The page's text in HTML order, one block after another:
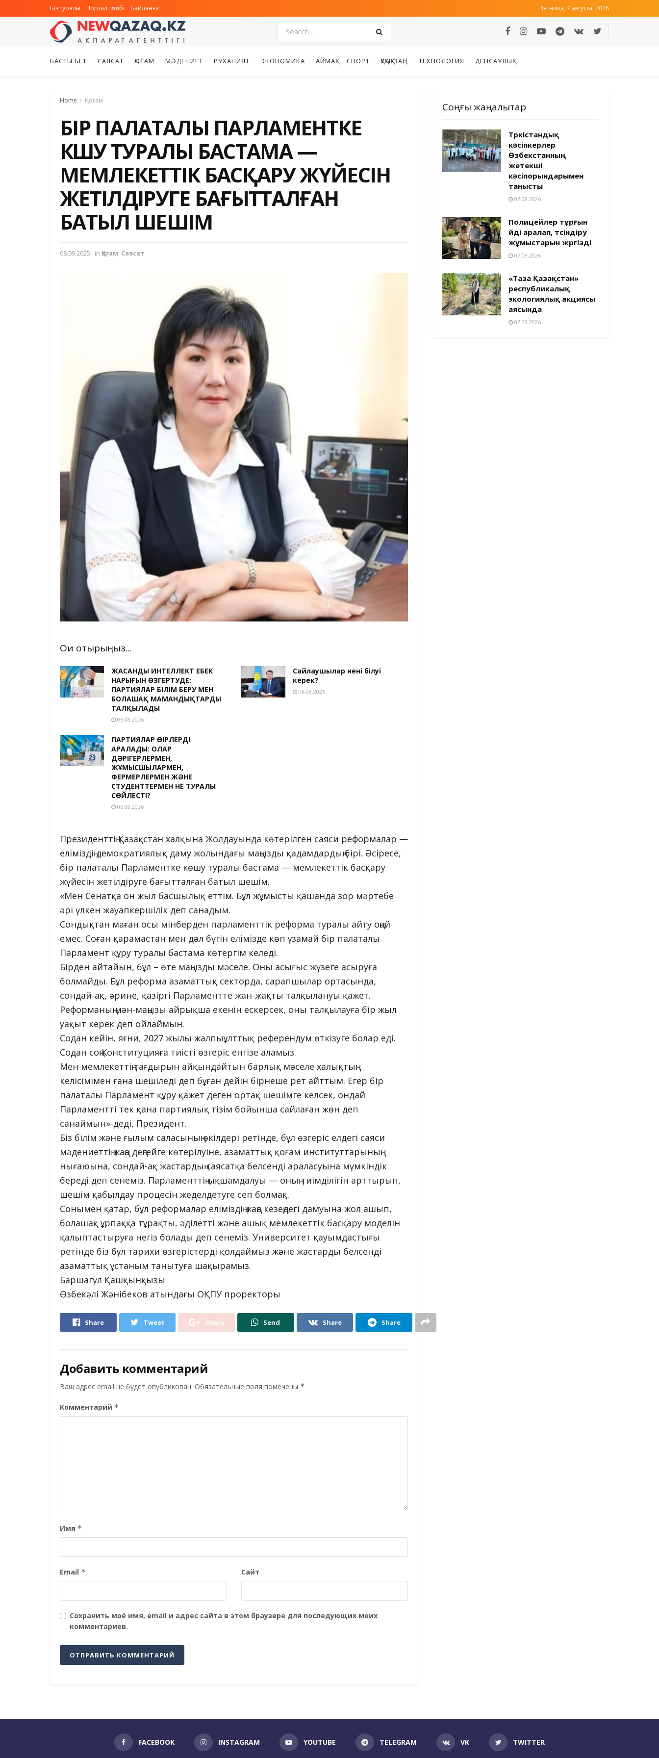
Біз туралы Портал тәртібі Байланыс Пятница, 7 августа, 2026
БАСТЫ БЕТ САЯСАТ ҚОҒАМ МӘДЕНИЕТ РУХАНИЯТ ЭКОНОМИКА АЙМАҚ СПОРТ ҚҰҚЫҚ-ЗАҢ ТЕХНОЛОГИЯ ДЕНСАУЛЫҚ
Home Қоғам
БІР ПАЛАТАЛЫ ПАРЛАМЕНТКЕ
КӨШУ ТУРАЛЫ БАСТАМА —
МЕМЛЕКЕТТІК БАСҚАРУ ЖҮЙЕСІН
ЖЕТІЛДІРУГЕ БАҒЫТТАЛҒАН
БАТЫЛ ШЕШІМ
08.09.2025 in Қоғам, Саясат
Оқи отырыңыз...
ЖАСАНДЫ ИНТЕЛЛЕКТ ЕҢБЕК
НАРЫҒЫН ӨЗГЕРТУДЕ:
ПАРТИЯЛАР БІЛІМ БЕРУ МЕН
БОЛАШАҚ МАМАНДЫҚТАРДЫ
ТАЛҚЫЛАДЫ
06.08.2026
Сайлаушылар нені білуі
керек?
06.08.2026
ПАРТИЯЛАР ӨҢІРЛЕРДІ
АРАЛАДЫ: ОЛАР
ДӘРІГЕРЛЕРМЕН,
ЖҰМЫСШЫЛАРМЕН,
ФЕРМЕРЛЕРМЕН ЖӘНЕ
СТУДЕНТТЕРМЕН НЕ ТУРАЛЫ
СӨЙЛЕСТІ?
05.08.2026
Президенттің Қазақстан халқына Жолдауында көтерілген саяси реформалар —
еліміздің демократиялық даму жолындағы маңызды қадамдардың бірі. Әсіресе,
бір палаталы Парламентке көшу туралы бастама — мемлекеттік басқару
жүйесін жетілдіруге бағытталған батыл шешім.
«Мен Сенатқа он жыл басшылық еттім. Бұл жұмысты қашанда зор мәртебе
әрі үлкен жауапкершілік деп санадым.
Сондықтан маған осы мінберден парламенттік реформа туралы айту оңай
емес. Соған қарамастан мен дәл бүгін елімізде көп ұзамай бір палаталы
Парламент құру туралы бастама көтергім келеді.
Бірден айтайын, бұл – өте маңызды мәселе. Оны асығыс жүзеге асыруға
болмайды. Бұл реформа азаматтық секторда, сарапшылар ортасында,
сондай-ақ, әрине, қазіргі Парламентте жан-жақты талқылануы қажет.
Реформаның мән-маңызы айрықша екенін ескерсек, оны талқылауға бір жыл
уақыт керек деп ойлаймын.
Содан кейін, яғни, 2027 жылы жалпыұлттық референдум өткізуге болар еді.
Содан соң Конституцияға тиісті өзгеріс енгізе аламыз.
Мен мемлекеттің тағдырын айқындайтын барлық мәселе халықтың
келісімімен ғана шешіледі деп бұған дейін бірнеше рет айттым. Егер бір
палаталы Парламент құру қажет деген ортақ шешімге келсек, ондай
Парламентті тек қана партиялық тізім бойынша сайлаған жөн деп
санаймын»-деді, Президент.
Біз білім және ғылым саласының өкілдері ретінде, бұл өзгеріс елдегі саяси
мәдениеттің жаңа деңгейге көтерілуіне, азаматтық қоғам институттарының
нығаюына, сондай-ақ жастардың саясатқа белсенді араласуына мүмкіндік
береді деп сенеміз. Парламенттің ықшамдалуы — оның тиімділігін арттырып,
шешім қабылдау процесін жеделдетуге сеп болмақ.
Сонымен қатар, бұл реформалар еліміздің жаңа кезеңдегі дамуына жол ашып,
болашақ ұрпаққа тұрақты, әділетті және ашық мемлекеттік басқару моделін
қалыптастыруға негіз болады деп сенеміз. Университет қауымдастығы
ретінде біз бұл тарихи өзгерістерді қолдаймыз және жастарды белсенді
азаматтық ұстаным танытуға шақырамыз.
Баршагүл Қашқынқызы
Өзбекәлі Жәнібеков атындағы ОҚПУ проректоры
Share Tweet Share Send Share Share
Добавить комментарий
Ваш адрес email не будет опубликован. Обязательные поля помечены *
Комментарий *
Имя *
Email * Сайт
Сохранить моё имя, email и адрес сайта в этом браузере для последующих моих
комментариев.
Соңғы жаңалықтар
Түркістандық
кәсіпкерлер
Өзбекстанның
жетекші
кәсіпорындарымен
танысты
07.08.2026
Полицейлер тұрғын
үйді аралап, түсіндіру
жұмыстарын жүргізді
07.08.2026
«Таза Қазақстан»
республикалық
экологиялық акциясы
аясында
07.08.2026
FACEBOOK INSTAGRAM YOUTUBE TELEGRAM VK TWITTER